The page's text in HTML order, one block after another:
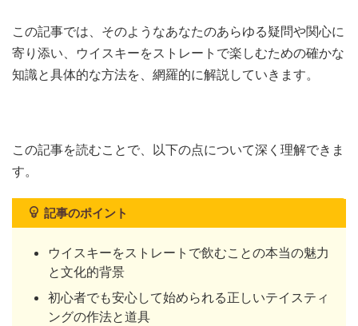
この記事では、そのようなあなたのあらゆる疑問や関心に
寄り添い、ウイスキーをストレートで楽しむための確かな
知識と具体的な方法を、網羅的に解説していきます。
この記事を読むことで、以下の点について深く理解できま
す。
記事のポイント
ウイスキーをストレートで飲むことの本当の魅力
と文化的背景
初心者でも安心して始められる正しいテイスティ
ングの作法と道具